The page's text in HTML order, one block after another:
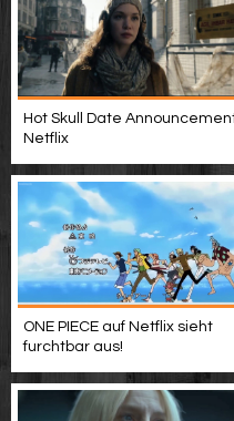
Hot Skull Date
Netflix
ONE PIECE auf Netflix sieht
furchtbar aus!